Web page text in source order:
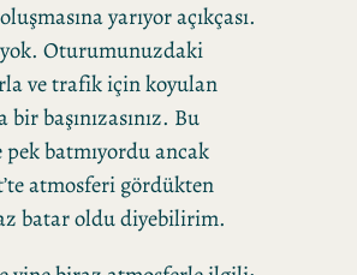
yarıyor açıkçası.
yok. Oturumunuzdaki
ve trafik için koyulan
başınızasınız. Bu
batmıyordu ancak
atmosferi gördükten
batar oldu diyebilirim.